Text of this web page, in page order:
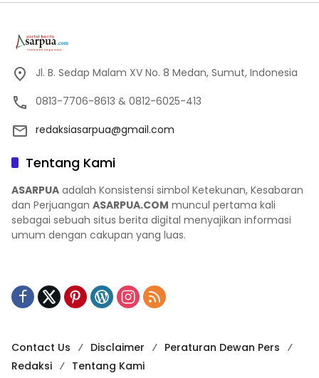
Jl. B. Sedap Malam XV No. 8 Medan, Sumut, Indonesia
0813-7706-8613 & 0812-6025-413
redaksiasarpua@gmail.com
Tentang Kami
ASARPUA adalah Konsistensi simbol Ketekunan, Kesabaran
dan Perjuangan ASARPUA.COM muncul pertama kali
sebagai sebuah situs berita digital menyajikan informasi
umum dengan cakupan yang luas.
Contact Us Disclaimer
Peraturan Dewan Pers
Redaksi
Tentang Kami